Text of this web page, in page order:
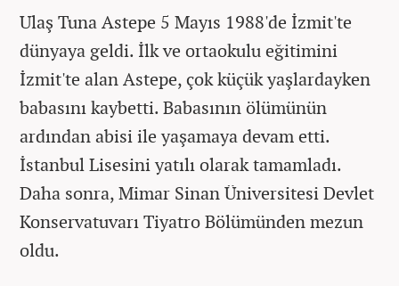
Ulaş Tuna Astepe 5 Mayıs 1988'de İzmit'te
dünyaya geldi. İlk ve ortaokulu eğitimini
İzmit'te alan Astepe, çok küçük yaşlardayken
babasını kaybetti. Babasının ölümünün
ardından abisi ile yaşamaya devam etti.
İstanbul Lisesini yatılı olarak tamamladı.
Daha sonra, Mimar Sinan Üniversitesi Devlet
Konservatuvarı Tiyatro Bölümünden mezun
oldu.